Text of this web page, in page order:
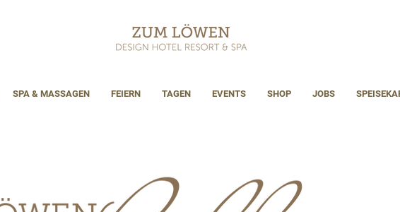
SPA & MASSAGEN FEIERN TAGEN EVENTS SHOP JOBS